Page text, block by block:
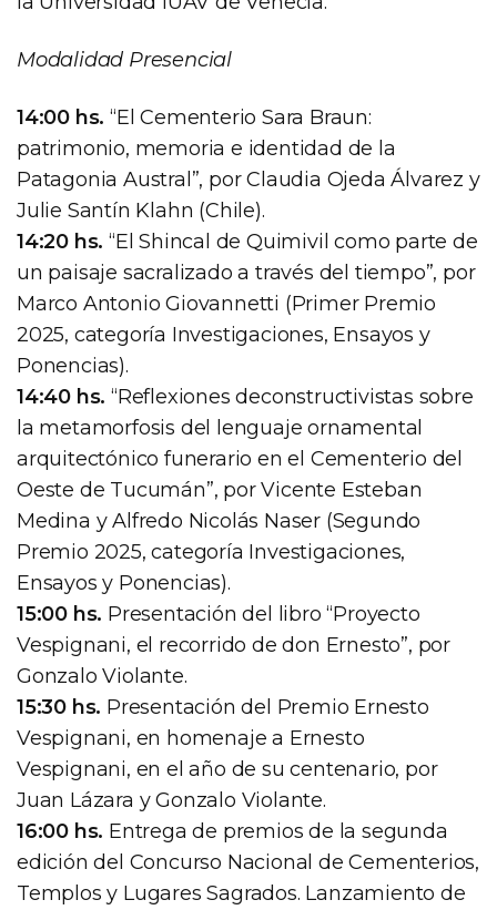
Modalidad Presencial
14:00 hs. “El Cementerio Sara Braun:
patrimonio, memoria e identidad de la
Patagonia Austral”, por Claudia Ojeda Álvarez y
Julie Santín Klahn (Chile).
14:20 hs. “El Shincal de Quimivil como parte de
un paisaje sacralizado a través del tiempo”, por
Marco Antonio Giovannetti (Primer Premio
2025, categoría Investigaciones, Ensayos y
Ponencias).
14:40 hs. “Reflexiones deconstructivistas sobre
la metamorfosis del lenguaje ornamental
arquitectónico funerario en el Cementerio del
Oeste de Tucumán”, por Vicente Esteban
Medina y Alfredo Nicolás Naser (Segundo
Premio 2025, categoría Investigaciones,
Ensayos y Ponencias).
15:00 hs. Presentación del libro “Proyecto
Vespignani, el recorrido de don Ernesto”, por
Gonzalo Violante.
15:30 hs. Presentación del Premio Ernesto
Vespignani, en homenaje a Ernesto
Vespignani, en el año de su centenario, por
Juan Lázara y Gonzalo Violante.
16:00 hs. Entrega de premios de la segunda
edición del Concurso Nacional de Cementerios,
Templos y Lugares Sagrados. Lanzamiento de